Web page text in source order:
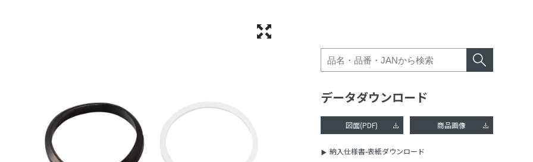
データダウンロード
図面(PDF) 商品画像
納入仕様書-表紙ダウンロード